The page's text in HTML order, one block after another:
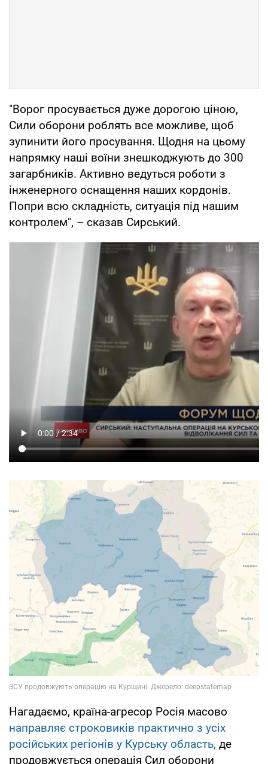
"Ворог просувається дуже дорогою ціною,
Сили оборони роблять все можливе, щоб
зупинити його просування. Щодня на цьому
напрямку наші воїни знешкоджують до 300
загарбників. Активно ведуться роботи з
інженерного оснащення наших кордонів.
Попри всю складність, ситуація під нашим
контролем", – сказав Сирський.
Нагадаємо, країна-агресор Росія масово
направляє строковиків практично з усіх
російських регіонів у Курську область, де
продовжується операція Сил оборони